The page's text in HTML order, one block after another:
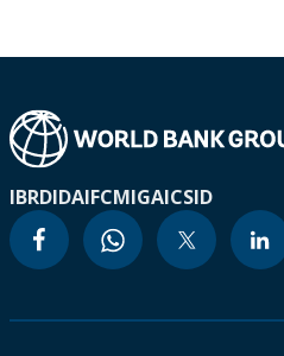
IBRDIDAIFCMIGAICSID